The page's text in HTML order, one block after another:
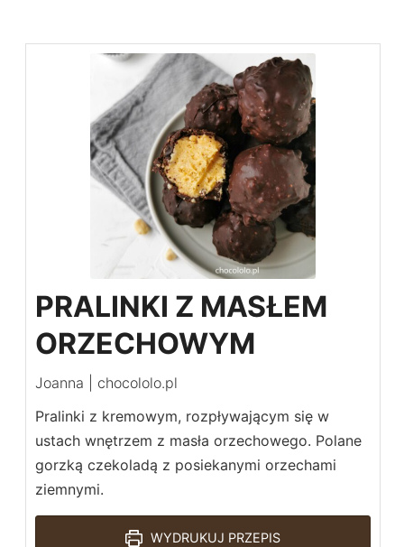
PRALINKI Z MASŁEM
ORZECHOWYM
Joanna | chocololo.pl
Pralinki z kremowym, rozpływającym się w
ustach wnętrzem z masła orzechowego. Polane
gorzką czekoladą z posiekanymi orzechami
ziemnymi.
WYDRUKUJ PRZEPIS